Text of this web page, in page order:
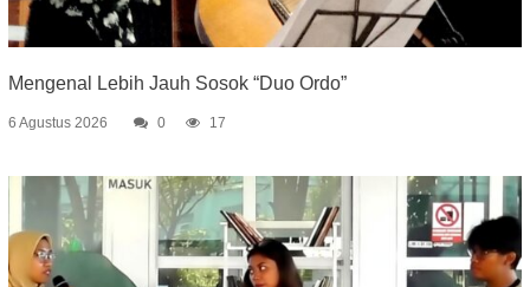
Mengenal Lebih Jauh Sosok “Duo Ordo”
6 Agustus 2026 0 17